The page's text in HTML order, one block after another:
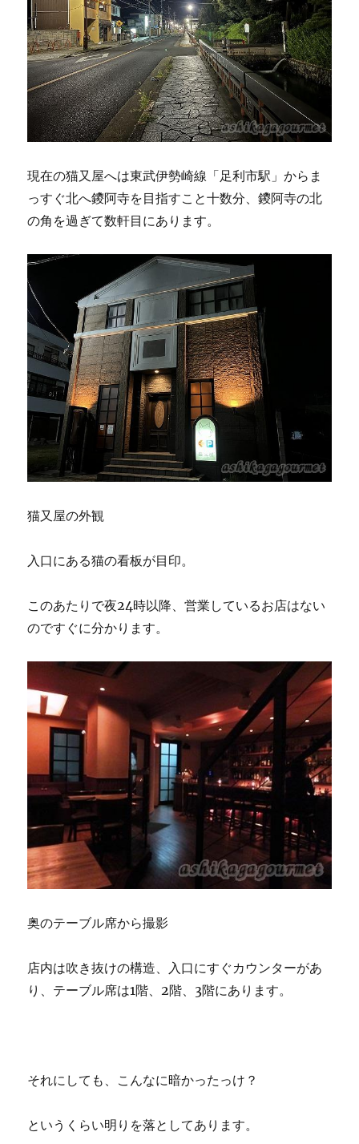
現在の猫又屋へは東武伊勢崎線「足利市駅」からま
っすぐ北へ鑁阿寺を目指すこと十数分、鑁阿寺の北
の角を過ぎて数軒目にあります。
猫又屋の外観
入口にある猫の看板が目印。
このあたりで夜24時以降、営業しているお店はない
のですぐに分かります。
奥のテーブル席から撮影
店内は吹き抜けの構造、入口にすぐカウンターがあ
り、テーブル席は1階、2階、3階にあります。
それにしても、こんなに暗かったっけ？
というくらい明りを落としてあります。